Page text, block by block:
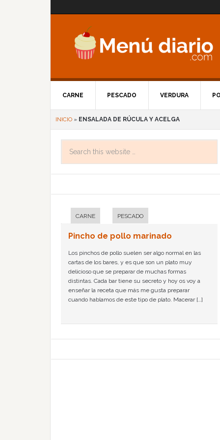
CARNE PESCADO VERDURA
INICIO » ENSALADA DE RÚCULA Y ACELGA
CARNE PESCADO
Pincho de pollo marinado
Los pinchos de pollo suelen ser algo normal en las
cartas de los bares, y es que son un plato muy
delicioso que se preparar de muchas formas
distintas. Cada bar tiene su secreto y hoy os voy a
enseñar la receta que más me gusta preparar
cuando hablamos de este tipo de plato. Macerar […]